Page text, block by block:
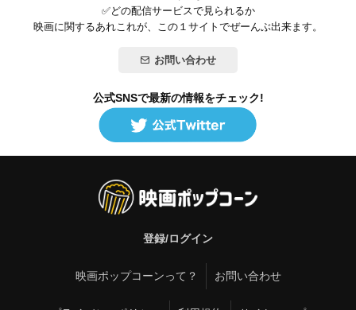
✅どの配信サービスで見られるか
映画に関するあれこれが、この１サイトでぜーんぶ出来ます。
お問い合わせ
公式SNSで最新の情報をチェック!
登録/ログイン
映画ポップコーンって？ お問い合わせ